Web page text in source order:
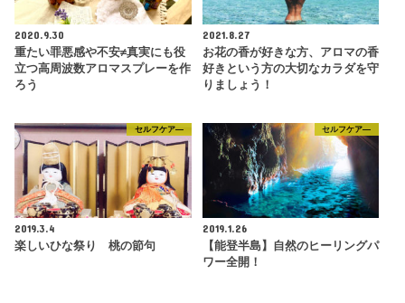
2020.9.30
重たい罪悪感や不安≠真実にも役
立つ高周波数アロマスプレーを作
ろう
2021.8.27
お花の香が好きな方、アロマの香
好きという方の大切なカラダを守
りましょう！
セルフケア―
2019.3.4
楽しいひな祭り 桃の節句
セルフケア―
2019.1.26
【能登半島】自然のヒーリングパ
ワー全開！